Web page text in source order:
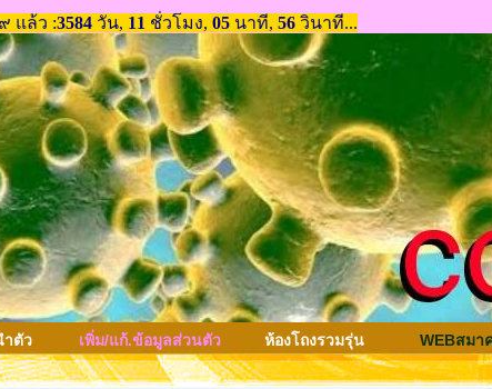
ำตัว เพิ่ม/แก้.ข้อมูลส่วนตัว ห้องโถงรวมรุ่น WEBสมา